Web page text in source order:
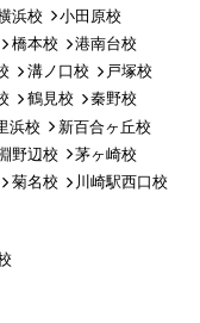
浜校
小田原校
橋本校
港南台校
溝ノ口校
戸塚校
鶴見校
秦野校
浜校
新百合ヶ丘校
野辺校
茅ヶ崎校
菊名校 川崎駅西口校